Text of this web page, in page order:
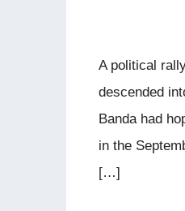
A political
descended
Banda had
in the
[…]